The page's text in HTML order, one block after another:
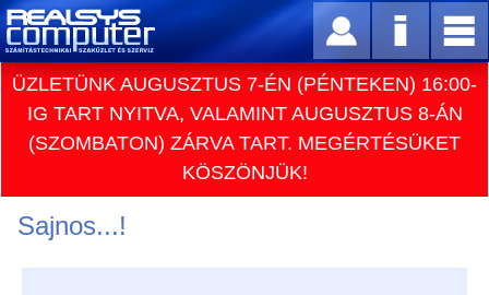
ÜZLETÜNK AUGUSZTUS 7-ÉN (PÉNTEKEN) 16:00-
IG TART NYITVA, VALAMINT AUGUSZTUS 8-ÁN
(SZOMBATON) ZÁRVA TART. MEGÉRTÉSÜKET
KÖSZÖNJÜK!
Sajnos...!